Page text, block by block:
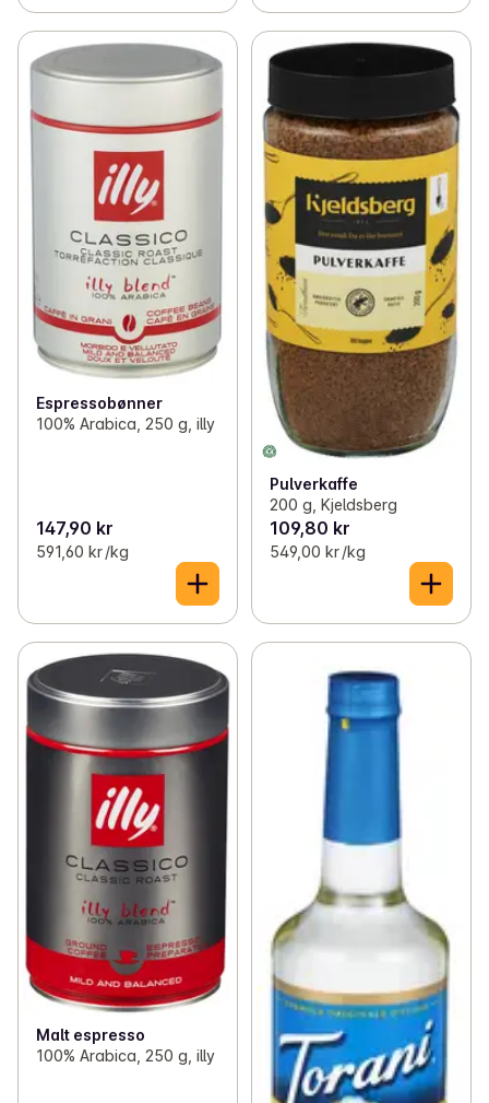
Espressobønner
100% Arabica, 250 g, illy
147,90 kr
591,60 kr /kg
Pulverkaffe
200 g, Kjeldsberg
109,80 kr
549,00 kr /kg
Malt espresso
100% Arabica, 250 g, illy